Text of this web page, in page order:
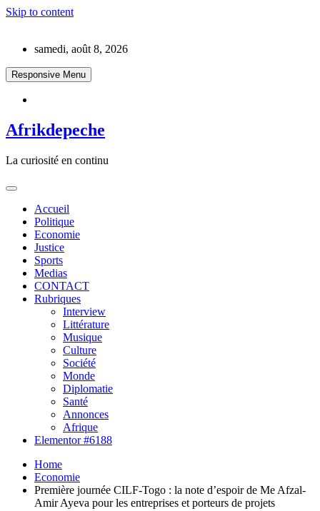
Skip to content
samedi, août 8, 2026
Responsive Menu
Afrikdepeche
La curiosité en continu
Accueil
Politique
Economie
Justice
Sports
Medias
CONTACT
Rubriques
Interview
Littérature
Musique
Culture
Société
Monde
Diplomatie
Santé
Annonces
Afrique
Elementor #6188
Home
Economie
Première journée CILF-Togo : la note d’espoir de Me Afzal-
Amir Ayeva pour les entreprises et porteurs de projets